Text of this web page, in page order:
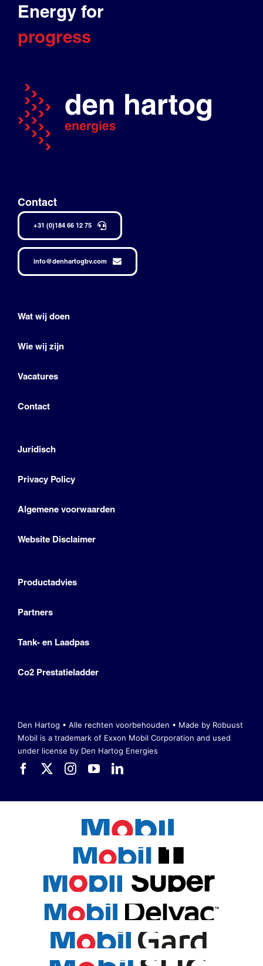
Energy for
progress
Contact
+31 (0)184 66 12 75
info@denhartogbv.com
Wat wij doen
Wie wij zijn
Vacatures
Contact
Juridisch
Privacy Policy
Algemene voorwaarden
Website Disclaimer
Productadvies
Partners
Tank- en Laadpas
Co2 Prestatieladder
Den Hartog • Alle rechten voorbehouden • Made by Robuust
Mobil is a trademark of Exxon Mobil Corporation and used
under license by Den Hartog Energies